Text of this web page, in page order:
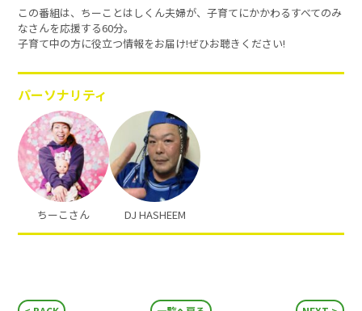
この番組は、ちーことはしくん夫婦が、子育てにかかわるすべてのみ
なさんを応援する60分。
子育て中の方に役立つ情報をお届け!ぜひお聴きください!
パーソナリティ
ちーこさん DJ HASHEEM